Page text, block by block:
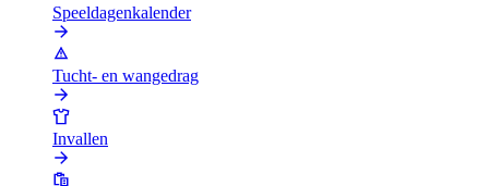
Speeldagenkalender
Tucht- en wangedrag
Invallen